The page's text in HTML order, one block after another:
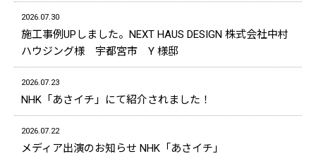
2026.07.30
施工事例UPしました。NEXT HAUS DESIGN 株式会社中村
ハウジング様 宇都宮市 Y 様邸
2026.07.23
NHK「あさイチ」にて紹介されました！
2026.07.22
メディア出演のお知らせ NHK「あさイチ」